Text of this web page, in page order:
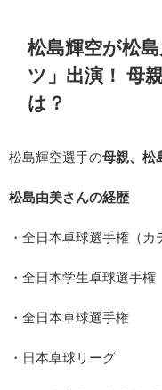
松島輝空が松
ツ」出演！ 母
は？
松島輝空選手の母親、松
松島由美さんの経歴
・全日本卓球選手権（
・全日本学生卓球
・全日本卓球
・日本卓球リ